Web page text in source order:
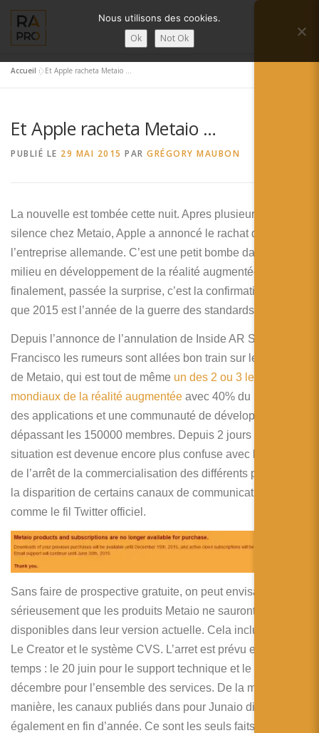
contenu
Menu
SERVICES RA’PRO ACTUALITÉ DE LA RA
English
Français
Deutsch
日本語
Español
Accueil »Et Apple racheta Metaio …
Et Apple racheta Metaio …
PUBLIÉ LE 29 MAI 2015 PAR GRÉGORY MAUBON
La nouvelle est tombée cette nuit. Apres plusieurs jours de
silence chez Metaio, Apple a annoncé le rachat de
l’entreprise allemande. C’est une petit bombe dans le
milieu en développement de la réalité augmentée. Mais
finalement, passée la surprise, c’est la confirmation claire
que 2015 est l’année de la guerre des standards !
Depuis l’annonce de l’annulation de Inside AR San
Francisco les rumeurs sont allées bon train sur le devenir
de Metaio, qui est tout de même un des 2 ou 3 leaders
mondiaux de la réalité augmentée avec 40% du marché
des applications et une communauté de développeurs
dépassant les 150000 membres. Depuis 2 jours la
situation est devenue encore plus confuse avec l’annonce
de l’arrêt de la commercialisation des différents produits et
la disparition de certains canaux de communication
comme le fil Twitter officiel.
Sans faire de prospective gratuite, on peut envisager
sérieusement que les produits Metaio ne sauront plus
disponibles dans leur version actuelle. Cela inclut le SDK,
Le Creator et le système CVS. L’arret est prévu en deux
temps : le 20 juin pour le support technique et le 15
décembre pour l’ensemble des services. De la même
manière, les canaux publiés dans pour Junaio disparaîtront
également en fin d’année. Ce sont les seuls faits objectifs
Nous utilisons des cookies.
Ok Not Ok